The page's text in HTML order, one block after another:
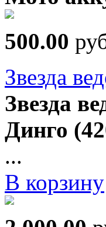
500.00
Звезда
Звезда
Динго
...
В корзину